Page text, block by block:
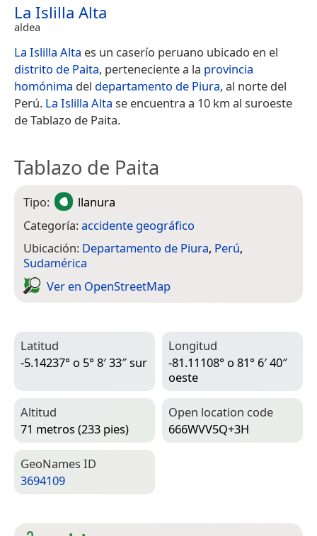
La Islilla Alta
aldea
La Islilla Alta es un caserío peruano ubicado en el
distrito de Paita, perteneciente a la provincia
homónima del departamento de Piura, al norte del
Perú. La Islilla Alta se encuentra a 10 km al suroeste
de Tablazo de Paita.
Tablazo de Paita
Tipo:
llanura
Categoría:accidente geográfico
Ubicación: Departamento de Piura, Perú,
Sudamérica
Ver en Open­Street­Map
Latitud
-5.14237° o 5° 8′ 33″ sur
Longitud
-81.11108° o 81° 6′ 40″
oeste
Altitud
71 metros (233 pies)
Open location code
666WVV5Q+3H
Geo­Names ID
3694109